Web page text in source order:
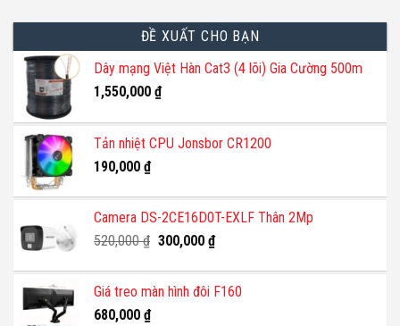
ĐỀ XUẤT CHO BẠN
Dây mạng Việt Hàn Cat3 (4 lõi) Gia Cường 500m
1,550,000 ₫
Tản nhiệt CPU Jonsbor CR1200
190,000 ₫
Camera DS-2CE16D0T-EXLF Thân 2Mp
520,000₫ Giá
là:
520,000 ₫.
300,000 ₫Giá
tại
là:
Giá treo màn hình đôi F160
680,000 ₫